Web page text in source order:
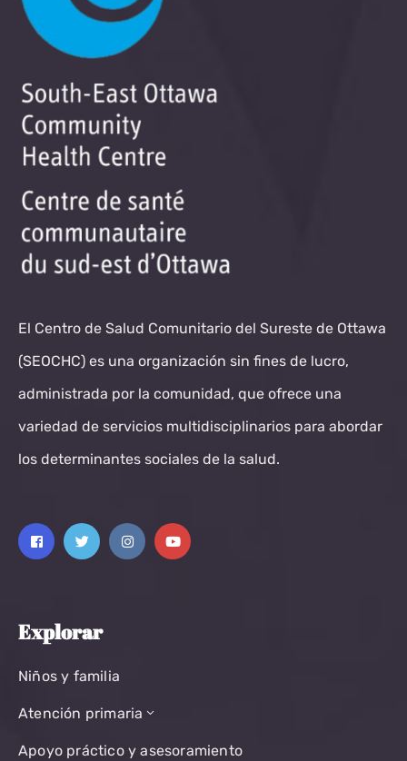
El Centro de Salud Comunitario del Sureste de Ottawa
(SEOCHC) es una organización sin fines de lucro,
administrada por la comunidad, que ofrece una
variedad de servicios multidisciplinarios para abordar
los determinantes sociales de la salud.
Explorar
Niños y familia
Atención primaria
Apoyo práctico y asesoramiento